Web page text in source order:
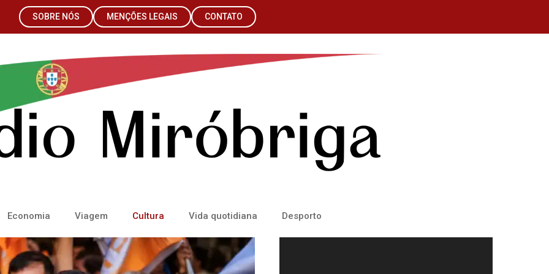
SOBRE NÓS MENÇÕES LEGAIS CONTATO
Economia Viagem Cultura Vida quotidiana Desporto